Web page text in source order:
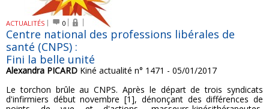
ACTUALITÉS 0
Centre national des professions libérales de
santé (CNPS) :
Fini la belle unité
Alexandra PICARD Kiné actualité n° 1471 - 05/01/2017
Le torchon brûle au CNPS. Après le départ de trois syndicats
d'infirmiers début novembre [1], dénonçant des différences de